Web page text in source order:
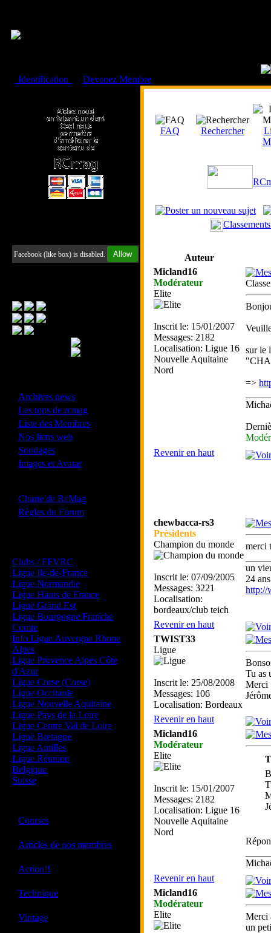
Identification
Devenez Membre
Facebook (like box) is disabled. Allow
Archives news
Les tops de rcmag
Liste des Membres
Nos liens web
Sondages
Images et Avatar
Charte de RcMag
Règles du Forum
Clubs / FFVRC
Ligue Ile-de-France
Ligue Normandie
Ligue Hauts de France
Ligue Grand Est
Ligue Bourgogne Franche
Comte
Info Ligue Auvergne Rhone
Alpes
Ligue Provence Alpes Côte
d'Azur
Ligue Corse (Corse)
Ligue Occitanie
Ligue Nouvelle Aquitaine
Ligue Pays de la Loire
Ligue Centre Val de Loire
Ligue Bretagne
Ligue Antilles
Ligue Réunion
Belgique
Suisse
Courses
Articles de nos membres
Action!!
Technique
Vintage
FAQ Rechercher
Auteur
Micland16
Modérateur
Elite
Inscrit le: 15/01/2007
Messages: 2182
Localisation: Ligue 16
Nouvelle Aquitaine
Nord
sur le
=>
Revenir en haut
chewbacca-rs3
Présidents
Champion du monde
Inscrit le: 07/09/2005
Messages: 3221
Localisation:
bordeaux/club teich
merci
un
24
http://
Revenir en haut
TWIST33
Ligue
Inscrit le: 25/08/2008
Messages: 106
Localisation: Bordeaux
Tu as
Merci
Revenir en haut
Micland16
Modérateur
Elite
Inscrit le: 15/01/2007
Messages: 2182
Localisation: Ligue 16
Nouvelle Aquitaine
Nord
Revenir en haut
Micland16
Modérateur
Elite
Merci
un